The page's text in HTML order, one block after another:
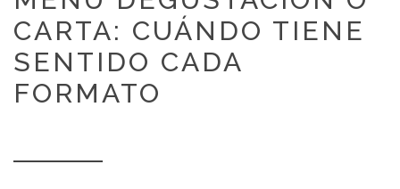
CARTA: CUÁNDO TIENE
SENTIDO CADA
FORMATO